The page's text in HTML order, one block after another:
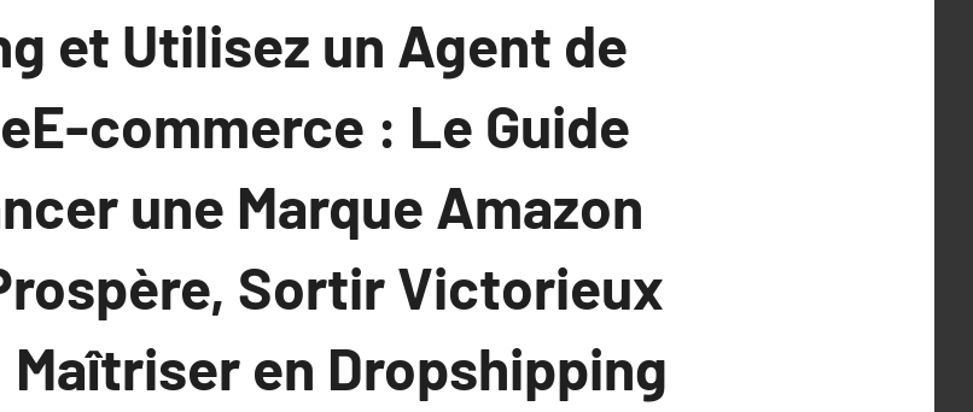
et Utilisez un Agent de
commerce : Le Guide
une Marque Amazon
Sortir Victorieux
Maîtriser en Dropshipping